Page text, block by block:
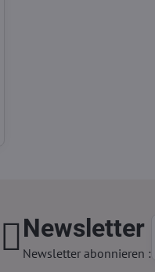
Newsletter
Newsletter abonnieren :